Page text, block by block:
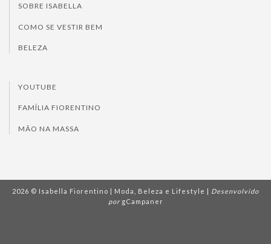
SOBRE ISABELLA
COMO SE VESTIR BEM
BELEZA
YOUTUBE
FAMÍLIA FIORENTINO
MÃO NA MASSA
2026 © Isabella Fiorentino | Moda, Beleza e Lifestyle | Desenvolvido
por gCampaner